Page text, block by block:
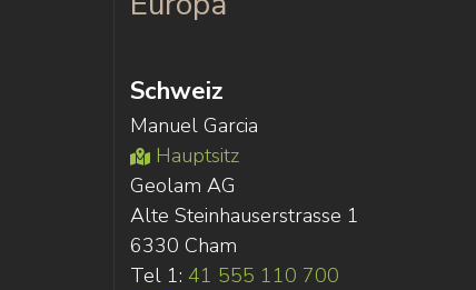
Schweiz
Manuel Garcia
Hauptsitz
Geolam AG
Alte Steinhauserstrasse 1
6330 Cham
Tel 1: 41 555 110 700